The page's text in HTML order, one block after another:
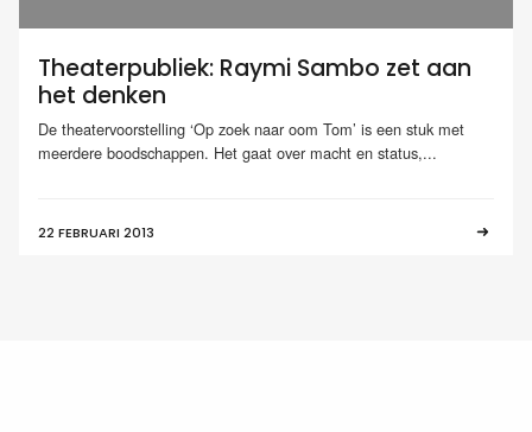
Theaterpubliek: Raymi Sambo zet aan
het denken
De theatervoorstelling ‘Op zoek naar oom Tom’ is een stuk met
meerdere boodschappen. Het gaat over macht en status,...
22 FEBRUARI 2013